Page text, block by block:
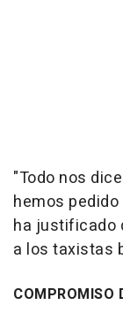
"Todo nos
hemos
ha justificado
a los taxistas
COMPROMISO